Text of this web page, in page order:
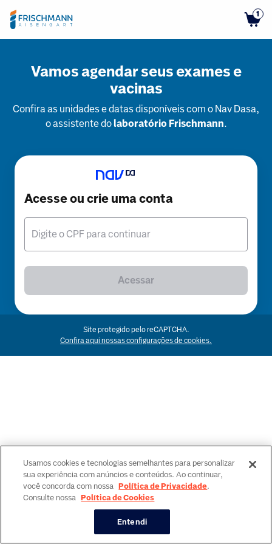
1
Vamos agendar seus exames e
vacinas
Confira as unidades e datas disponíveis com o Nav Dasa,
o assistente dolaboratório Frischmann.
Acesse ou crie uma conta
Digite o CPF para continuar
Acessar
Site protegido pelo reCAPTCHA.
Confira aqui nossas configurações de cookies.
Usamos cookies e tecnologias semelhantes para personalizar
sua experiência com anúncios e conteúdos. Ao continuar,
você concorda com nossa Política de Privacidade.
Consulte nossa Política de Cookies
Entendi